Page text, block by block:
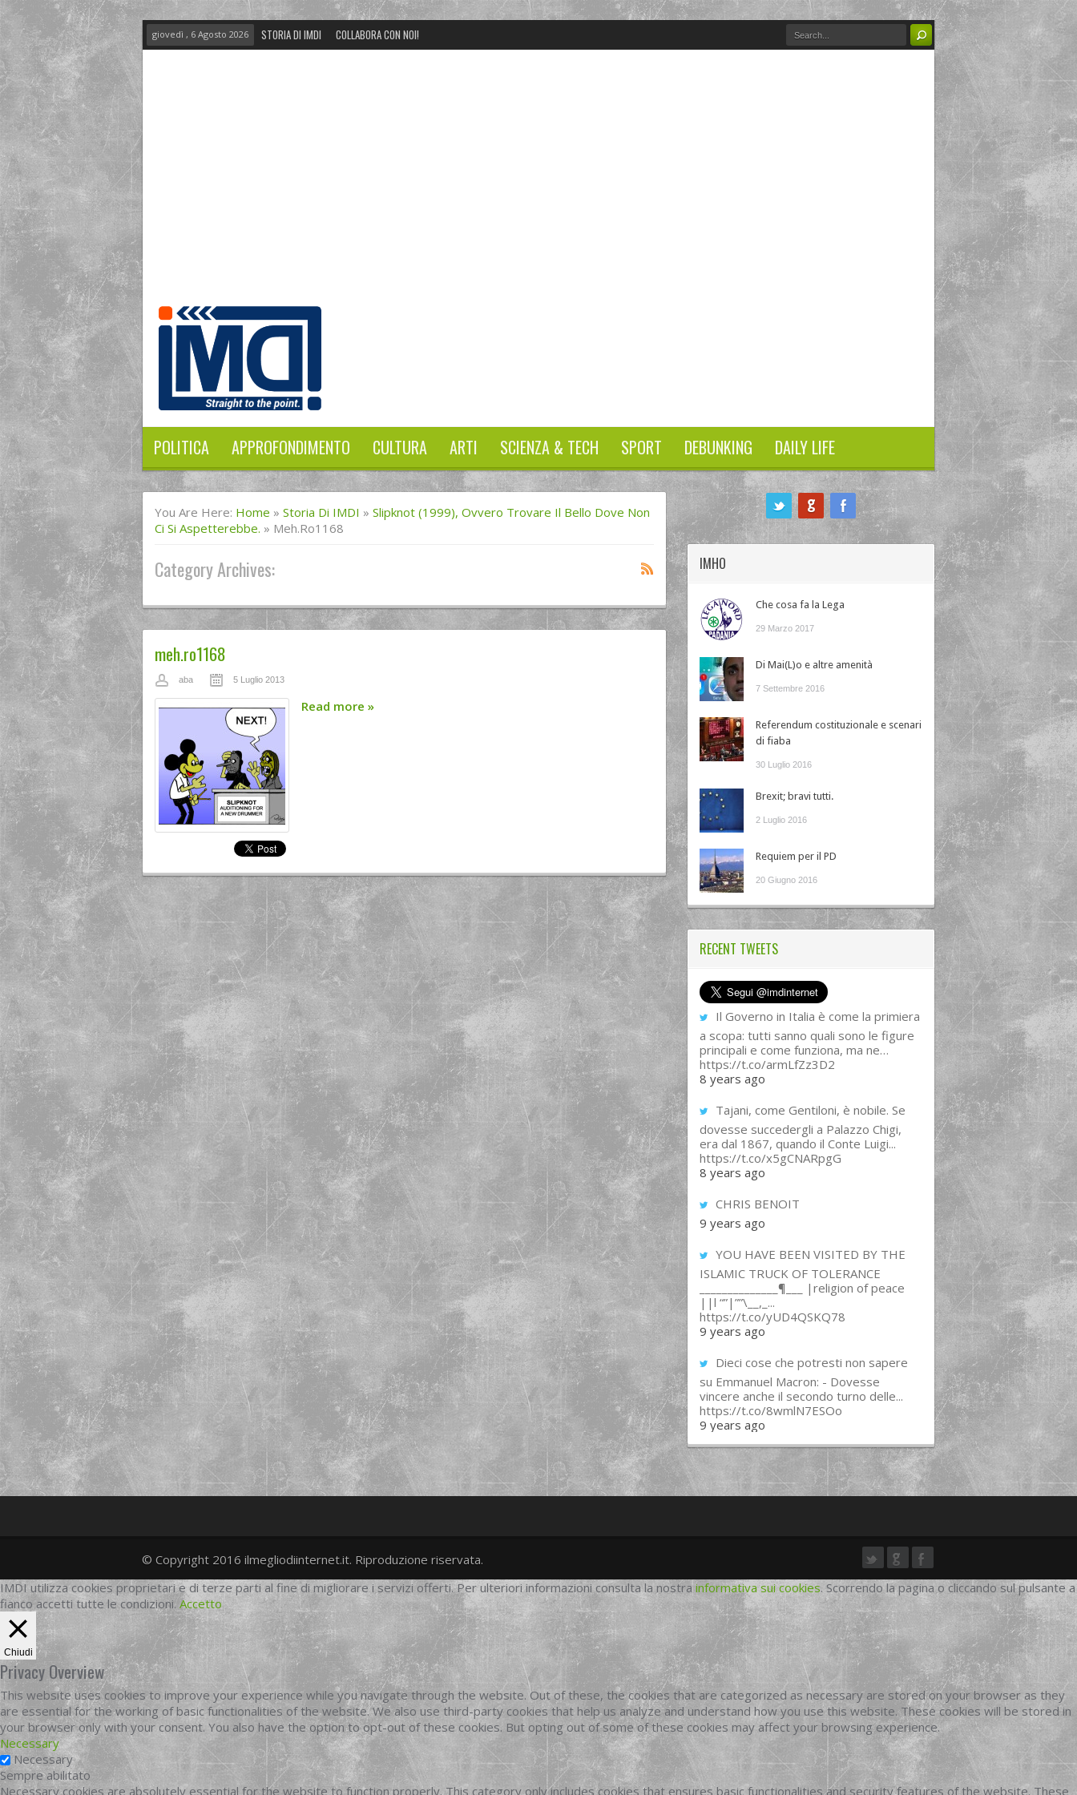
giovedì , 6 Agosto 2026 STORIA DI IMDI COLLABORA CON NOI!
POLITICA APPROFONDIMENTO CULTURA ARTI SCIENZA & TECH SPORT DEBUNKING DAILY LIFE
You Are Here: Home » Storia Di IMDI » Slipknot (1999), Ovvero Trovare Il Bello Dove Non
Ci Si Aspetterebbe. » Meh.ro1168
Category Archives:
meh.ro1168
aba 5 Luglio 2013
Read more »
IMHO
Che cosa fa la Lega
29 Marzo 2017
Di Mai(L)o e altre amenità
7 Settembre 2016
Referendum costituzionale e scenari
di fiaba
30 Luglio 2016
Brexit; bravi tutti.
2 Luglio 2016
Requiem per il PD
20 Giugno 2016
RECENT TWEETS
Il Governo in Italia è come la primiera
a scopa: tutti sanno quali sono le figure
principali e come funziona, ma ne…
https://t.co/armLfZz3D2
8 years ago
Tajani, come Gentiloni, è nobile. Se
dovesse succedergli a Palazzo Chigi,
era dal 1867, quando il Conte Luigi...
https://t.co/x5gCNARpgG
8 years ago
CHRIS BENOIT
9 years ago
YOU HAVE BEEN VISITED BY THE
ISLAMIC TRUCK OF TOLERANCE
______________¶___ |religion of peace
||l “”|””\__,_...
https://t.co/yUD4QSKQ78
9 years ago
Dieci cose che potresti non sapere
su Emmanuel Macron: - Dovesse
vincere anche il secondo turno delle...
https://t.co/8wmlN7ESOo
9 years ago
twittergoogleplus
facebook
© Copyright 2016 ilmegliodiinternet.it. Riproduzione riservata.
IMDI utilizza cookies proprietari e di terze parti al fine di migliorare i servizi offerti. Per ulteriori informazioni consulta la nostra informativa sui cookies. Scorrendo la pagina o cliccando sul pulsante a
fianco accetti tutte le condizioni. Accetto
Chiudi
Privacy Overview
This website uses cookies to improve your experience while you navigate through the website. Out of these, the cookies that are categorized as necessary are stored on your browser as they
are essential for the working of basic functionalities of the website. We also use third-party cookies that help us analyze and understand how you use this website. These cookies will be stored in
your browser only with your consent. You also have the option to opt-out of these cookies. But opting out of some of these cookies may affect your browsing experience.
Necessary
Necessary
Sempre abilitato
Necessary cookies are absolutely essential for the website to function properly. This category only includes cookies that ensures basic functionalities and security features of the website. These